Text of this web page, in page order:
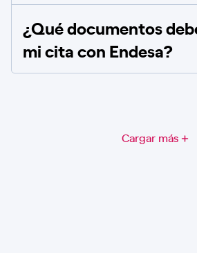
¿Qué documentos
mi cita con Endesa?
Cargar más